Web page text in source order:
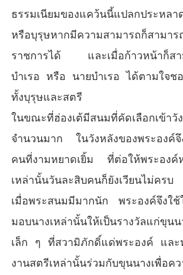
ธรรมเนียมของแคว้นนี้แปลกประหล
หรือบุรุษหากมีความสามารถก็สามาร
ราชการได้ และเมื่อก้าวหน้าก็สาม
บำเรอ หรือ นายบำเรอ ได้ตามใจช
ทั้งบุรุษและสตรี
ในขณะที่ฮ่องเต้มีสนมที่คัดเลือกเข้าวั
จำนวนมาก ในวังหลังของพระองค์
คนที่งามหยาดเยิ้ม ที่ต่อให้พระองค์
เหล่านั้นวันละสิบคนก็ยังเวียนไม่ครบ
เมื่อพระสนมมีมากนัก พระองค์จึงใช้
มอบนางเหล่านั้นให้เป็นรางวัลแก่ขุน
เล็ก ๆ ที่สวามิภักดิ์แด่พระองค์ และ
งานสตรีเหล่านั้นร่วมกับขุนนางเพื่อค